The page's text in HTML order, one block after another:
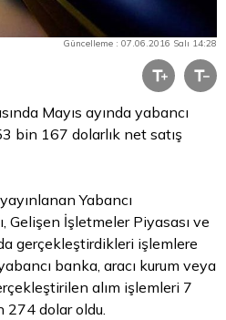
Güncelleme : 07.06.2016 Salı 14:28
Mayıs ayında yabancı
bin 167 dolarlık net satış
Yabancı
Gelişen İşletmeler Piyasası ve
gerçekleştirdikleri işlemlere
banka, aracı kurum veya
alım işlemleri 7
274 dolaroldu.